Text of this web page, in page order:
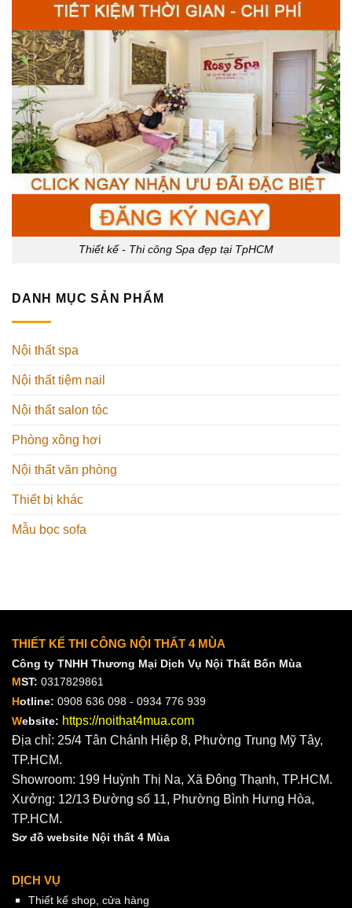
Thiết kế - Thi công Spa đẹp tại TpHCM
DANH MỤC SẢN PHẨM
Nội thất spa
Nội thất tiệm nail
Nội thất salon tóc
Phòng xông hơi
Nội thất văn phòng
Thiết bị khác
Mẫu bọc sofa
THIẾT KẾ THI CÔNG NỘI THẤT 4 MÙA
Công ty TNHH Thương Mại Dịch Vụ Nội Thất Bốn Mùa
MST: 0317829861
Hotline: 0908 636 098 - 0934 776 939
Website: https://noithat4mua.com
Địa chỉ: 25/4 Tân Chánh Hiệp 8, Phường Trung Mỹ Tây,
TP.HCM.
Showroom: 199 Huỳnh Thị Na, Xã Đông Thạnh, TP.HCM.
Xưởng: 12/13 Đường số 11, Phường Bình Hưng Hòa,
TP.HCM.
Sơ đồ website Nội thất 4 Mùa
DỊCH VỤ
Thiết kế shop, cửa hàng